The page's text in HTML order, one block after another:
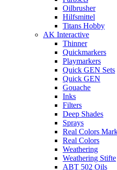
Oilbrusher
Hilfsmittel
Titans Hobby
AK Interactive
Thinner
Quickmarkers
Playmarkers
Quick GEN Sets
Quick GEN
Gouache
Inks
Filters
Deep Shades
Sprays
Real Colors
Real Colors
Weathering
Weathering Stifte
ABT 502 Oils